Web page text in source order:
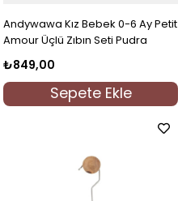
Andywawa Kız Bebek 0-6 Ay Petit
Amour Üçlü Zıbın Seti Pudra
₺849,00
Sepete Ekle